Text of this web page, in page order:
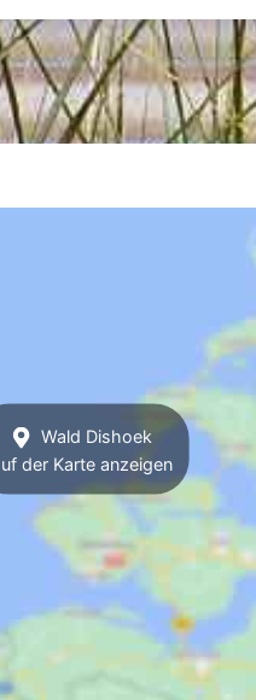
Wald Dishoek
der Karte anzeigen